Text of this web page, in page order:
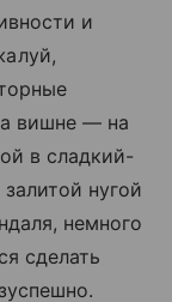
и
вишне — на
в сладкий-
нугой
немного
сделать